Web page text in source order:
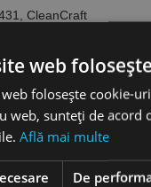
CleanCraft
web
web folosește cookie-
web, sunteți de acord
Află mai multe
De